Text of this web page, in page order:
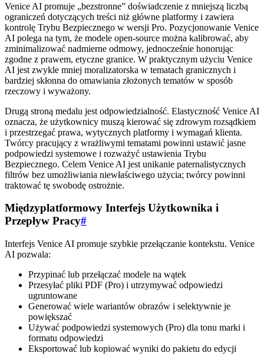
Venice AI promuje „bezstronne” doświadczenie z mniejszą liczbą
ograniczeń dotyczących treści niż główne platformy i zawiera
kontrolę Trybu Bezpiecznego w wersji Pro. Pozycjonowanie Venice
AI polega na tym, że modele open-source można kalibrować, aby
zminimalizować nadmierne odmowy, jednocześnie honorując
zgodne z prawem, etyczne granice. W praktycznym użyciu Venice
AI jest zwykle mniej moralizatorska w tematach granicznych i
bardziej skłonna do omawiania złożonych tematów w sposób
rzeczowy i wyważony.
Drugą stroną medalu jest odpowiedzialność. Elastyczność Venice AI
oznacza, że użytkownicy muszą kierować się zdrowym rozsądkiem
i przestrzegać prawa, wytycznych platformy i wymagań klienta.
Twórcy pracujący z wrażliwymi tematami powinni ustawić jasne
podpowiedzi systemowe i rozważyć ustawienia Trybu
Bezpiecznego. Celem Venice AI jest unikanie paternalistycznych
filtrów bez umożliwiania niewłaściwego użycia; twórcy powinni
traktować tę swobodę ostrożnie.
Międzyplatformowy Interfejs Użytkownika i
Przepływ Pracy#
Interfejs Venice AI promuje szybkie przełączanie kontekstu. Venice
AI pozwala:
Przypinać lub przełączać modele na wątek
Przesyłać pliki PDF (Pro) i utrzymywać odpowiedzi
ugruntowane
Generować wiele wariantów obrazów i selektywnie je
powiększać
Używać podpowiedzi systemowych (Pro) dla tonu marki i
formatu odpowiedzi
Eksportować lub kopiować wyniki do pakietu do edycji